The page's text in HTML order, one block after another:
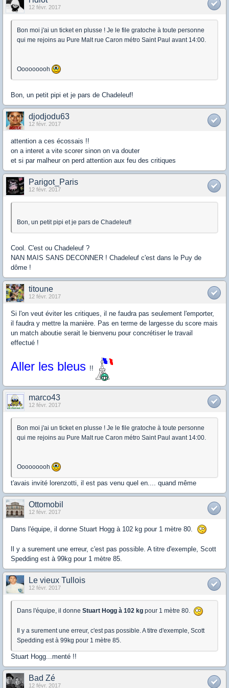
12 févr. 2017
Bon moi j'ai un ticket en plusse ! Je le file gratoche à toute personne
qui me rejoins au Pure Malt rue Caron métro Saint Paul avant 14:00.
Ooooooooh
Bon, un petit pipi et je pars de Chadeleuf!
djodjodu63
12 févr. 2017
attention a ces écossais !!
on a interet a vite scorer sinon on va douter
et si par malheur on perd attention aux feu des critiques
Parigot_Paris
12 févr. 2017
Bon, un petit pipi et je pars de Chadeleuf!
Cool. C'est ou Chadeleuf ?
NAN MAIS SANS DECONNER ! Chadeleuf c'est dans le Puy de
dôme !
titoune
12 févr. 2017
Si l'on veut éviter les critiques, il ne faudra pas seulement l'emporter,
il faudra y mettre la manière. Pas en terme de largesse du score mais
un match aboutie serait le bienvenu pour concrétiser le travail
effectué !
Aller les bleus !!
marco43
12 févr. 2017
Bon moi j'ai un ticket en plusse ! Je le file gratoche à toute personne
qui me rejoins au Pure Malt rue Caron métro Saint Paul avant 14:00.
Ooooooooh
t'avais invité lorenzotti, il est pas venu quel en.... quand même
Ottomobil
12 févr. 2017
Dans l'équipe, il donne Stuart Hogg à 102 kg pour 1 mètre 80.
Il y a surement une erreur, c'est pas possible. A titre d'exemple, Scott
Spedding est à 99kg pour 1 mètre 85.
Le vieux Tullois
12 févr. 2017
Dans l'équipe, il donne Stuart Hogg à 102 kg pour 1 mètre 80.
Il y a surement une erreur, c'est pas possible. A titre d'exemple, Scott
Spedding est à 99kg pour 1 mètre 85.
Stuart Hogg...menté !!
Bad Zé
12 févr. 2017